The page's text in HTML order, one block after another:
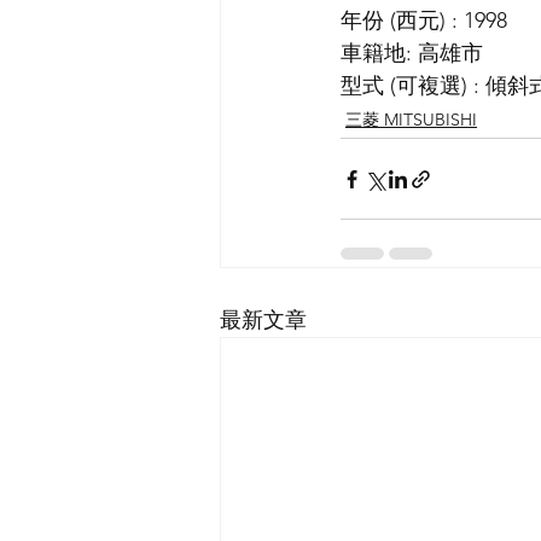
年份 (西元) : 1998
車籍地: 高雄市
型式 (可複選) : 傾斜
三菱 MITSUBISHI
最新文章